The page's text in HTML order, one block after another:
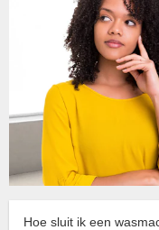
Hoe sluit ik een